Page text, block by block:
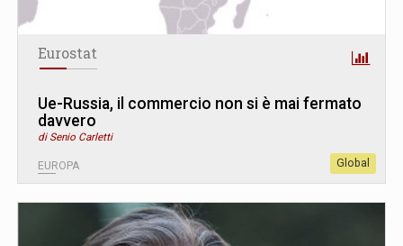
Eurostat
Ue-Russia, il commercio non si è mai fermato
davvero
di Senio Carletti
EUROPA Global